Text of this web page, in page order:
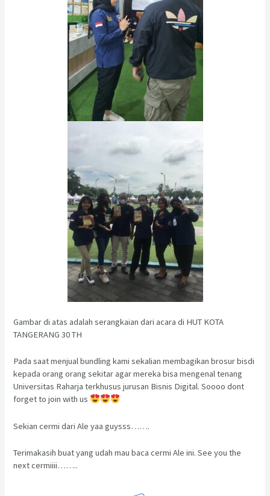
Gambar di atas adalah serangkaian dari acara di HUT KOTA
TANGERANG 30 TH
Pada saat menjual bundling kami sekalian membagikan brosur bisdi
kepada orang orang sekitar agar mereka bisa mengenal tenang
Universitas Raharja terkhusus jurusan Bisnis Digital. Soooo dont
forget to join with us
Sekian cermi dari Ale yaa guysss…….
Terimakasih buat yang udah mau baca cermi Ale ini. See you the
next cermiiii……..